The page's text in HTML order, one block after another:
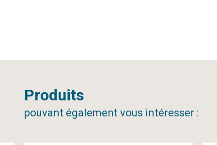
Produits
pouvant également vous intéresser :